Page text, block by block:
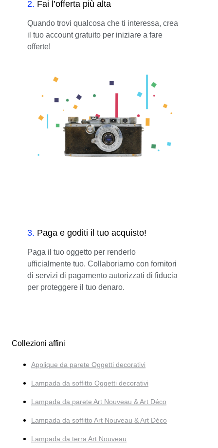
2. Fai l’offerta più alta
Quando trovi qualcosa che ti interessa, crea
il tuo account gratuito per iniziare a fare
offerte!
3. Paga e goditi il tuo acquisto!
Paga il tuo oggetto per renderlo
ufficialmente tuo. Collaboriamo con fornitori
di servizi di pagamento autorizzati di fiducia
per proteggere il tuo denaro.
Collezioni affini
Applique da parete Oggetti decorativi
Lampada da soffitto Oggetti decorativi
Lampada da parete Art Nouveau & Art Déco
Lampada da soffitto Art Nouveau & Art Déco
Lampada da terra Art Nouveau